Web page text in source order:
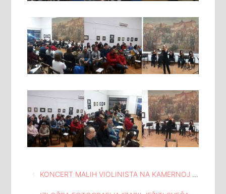
Navigacija
KONCERT MALIH VIOLINISTA NA KAMERNOJ SCENI DOMA MLADIH